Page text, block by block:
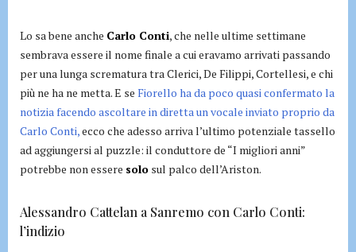
Lo sa bene anche Carlo Conti, che nelle ultime settimane
sembrava essere il nome finale a cui eravamo arrivati passando
per una lunga scrematura tra Clerici, De Filippi, Cortellesi, e chi
più ne ha ne metta. E se Fiorello ha da poco quasi confermato la
notizia facendo ascoltare in diretta un vocale inviato proprio da
Carlo Conti,ecco che adesso arriva l’ultimo potenziale tassello
ad aggiungersi al puzzle: il conduttore de “I migliori anni”
potrebbe non essere solo sul palco dell’Ariston.
Alessandro Cattelan a Sanremo con Carlo Conti:
l’indizio